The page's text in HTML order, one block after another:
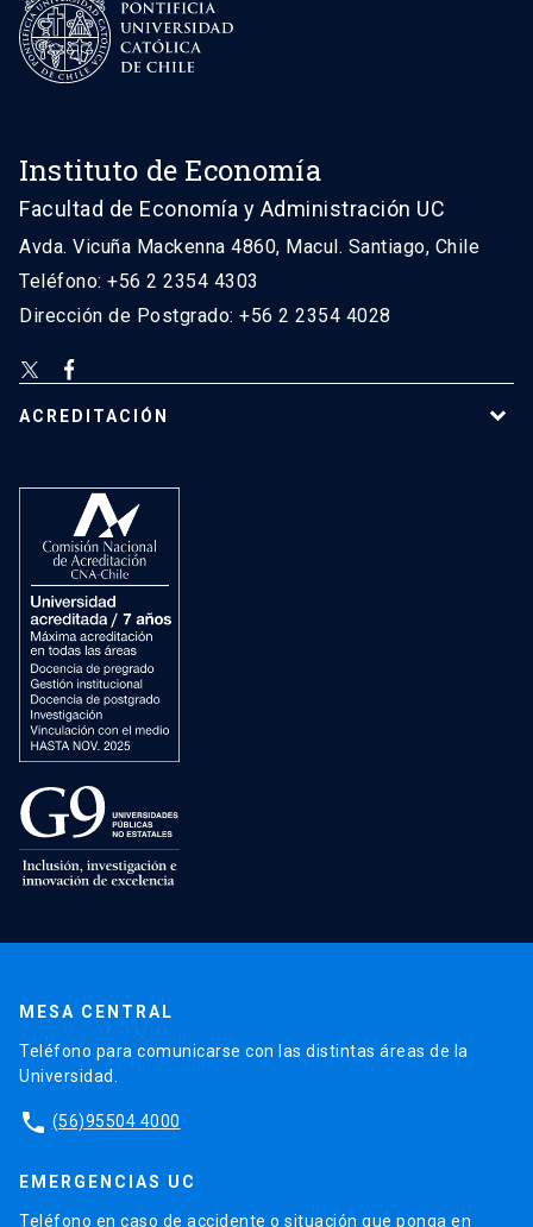
Instituto de Economía
Facultad de Economía y Administración UC
Avda. Vicuña Mackenna 4860, Macul. Santiago, Chile
Teléfono: +56 2 2354 4303
Dirección de Postgrado: +56 2 2354 4028
ACREDITACIÓN
MESA CENTRAL
Teléfono para comunicarse con las distintas áreas de la
Universidad.
phone (56)95504 4000
EMERGENCIAS UC
Teléfono en caso de accidente o situación que ponga en